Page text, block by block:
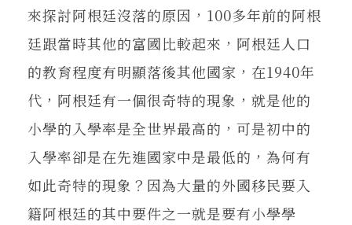
來探討阿根廷沒落的原因，100多年前的阿根
廷跟當時其他的富國比較起來，阿根廷人口
的教育程度有明顯落後其他國家，在1940年
代，阿根廷有一個很奇特的現象，就是他的
小學的入學率是全世界最高的，可是初中的
入學率卻是在先進國家中是最低的，為何有
如此奇特的現象？因為大量的外國移民要入
籍阿根廷的其中要件之一就是要有小學學